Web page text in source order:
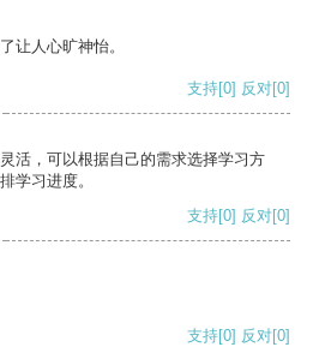
让人心旷神怡。
支持[0] 反对[0]
活，可以根据自己的需求选择学习方
学习进度。
支持[0] 反对[0]
支持[0] 反对[0]